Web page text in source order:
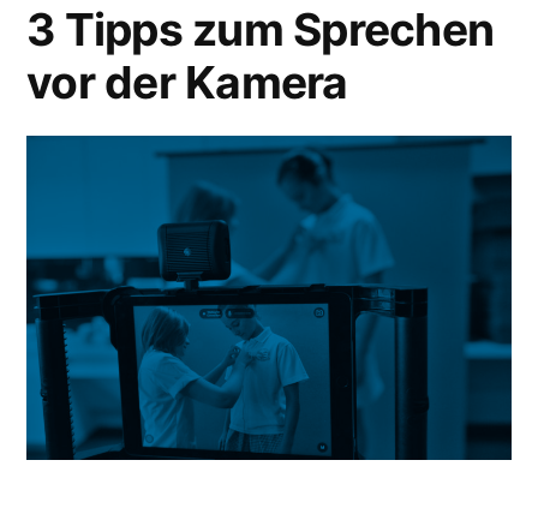
im
Video
und
sympathisch
3 Tipps zum Sprechen
vor der Kamera